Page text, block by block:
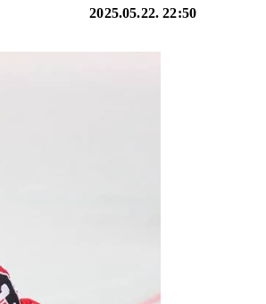
2025.05.22. 22:50